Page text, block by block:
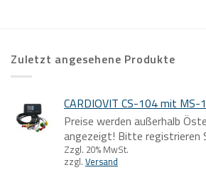
Zuletzt angesehene Produkte
CARDIOVIT CS-104 mit MS-
Preise werden außerhalb
angezeigt! Bitte registrieren
Zzgl. 20% MwSt.
zzgl. Versand